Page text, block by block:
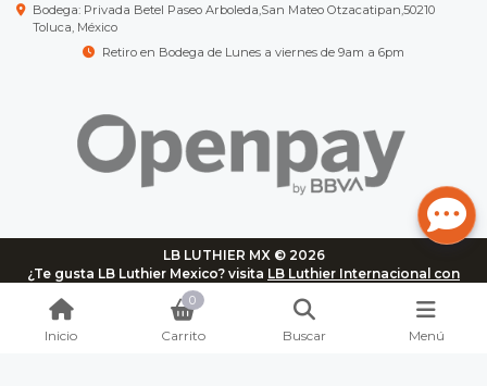
Bodega: Privada Betel Paseo Arboleda,San Mateo Otzacatipan,50210
Toluca, México
Retiro en Bodega de Lunes a viernes de 9am a 6pm
LB LUTHIER MX © 2026
¿Te gusta LB Luthier Mexico? visita LB Luthier Internacional con
más de 3.000 productos disponibles
Inicio
0
Carrito Buscar Menú